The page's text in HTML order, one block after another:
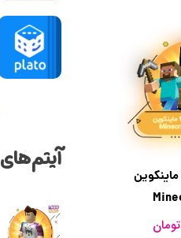
خرید 960+60 ماینکوین
آیتم‌های